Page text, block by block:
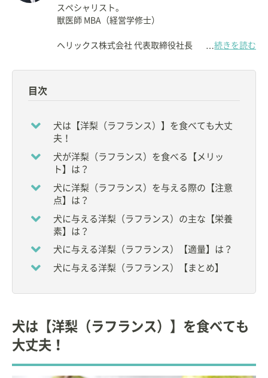
スペシャリスト。
獣医師 MBA（経営学修士）
ヘリックス株式会社 代表取締役社長
【資格】
◆ ペット栄養学会理事
◆ 一般社団法人ペットフード協会 新資格検定制度実
行委員会 委員長
◆日本獣医生命科学大学
非常勤講師
◆ 帝京科学大学
など
その後、ペットフードメーカーに入社し、小動物臨
床栄養学に関する研究、情報発信を中心とした活動
の活動。ペットの栄養に関する団体の要職を務め
自宅で９頭の猫と暮らす愛猫家。
…続きを読む
目次
犬は【洋梨（ラフランス）】を食べても大丈
夫！
犬が洋梨（ラフランス）を食べる【メリッ
ト】は？
犬に洋梨（ラフランス）を与える際の【注意
点】は？
犬に与える洋梨（ラフランス）の主な【栄養
素】は？
犬に与える洋梨（ラフランス）【適量】は？
犬に与える洋梨（ラフランス）【まとめ】
犬は【洋梨（ラフランス）】を食べても
大丈夫！